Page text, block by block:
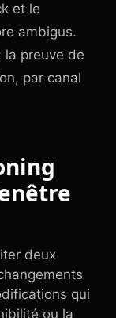
et le
ambigus.
la preuve de
par canal
deux
qui
ou la